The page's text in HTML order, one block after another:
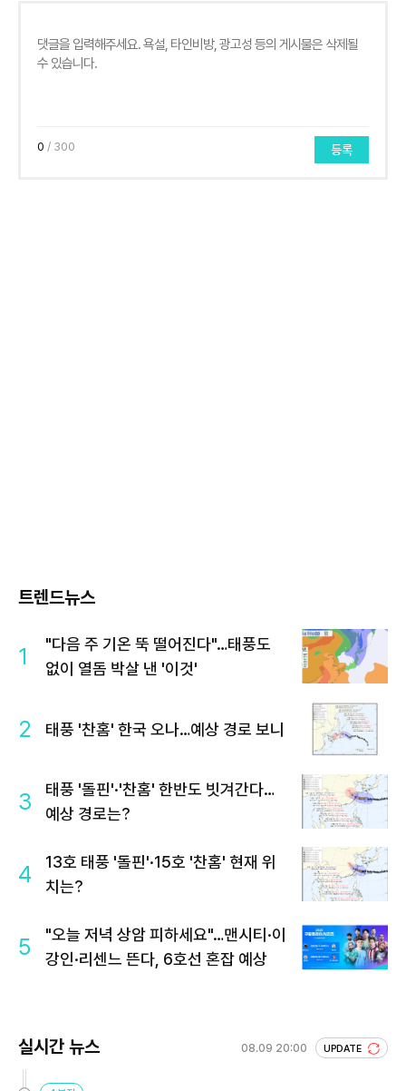
0 / 300 등록
트렌드뉴스
1
"다음 주 기온 뚝 떨어진다"…태풍도
없이 열돔 박살 낸 '이것'
2 태풍 '찬홈' 한국 오나…예상 경로 보니
3
태풍 '돌핀'·'찬홈' 한반도 빗겨간다…
예상 경로는?
4
13호 태풍 '돌핀'·15호 '찬홈' 현재 위
치는?
5
"오늘 저녁 상암 피하세요"…맨시티·이
강인·리센느 뜬다, 6호선 혼잡 예상
실시간 뉴스 08.09 20:00 UPDATE